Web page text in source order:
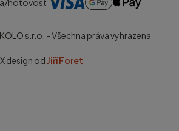
hotovost
s.r.o. - Všechna práva vyhrazena
design od Jiří Foret